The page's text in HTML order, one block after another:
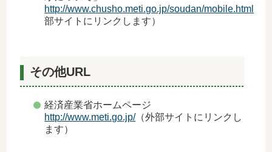
http://www.chusho.meti.go.jp/soudan/mobile.html
部サイトにリンクします）
その他URL
経済産業省ホームページ
http://www.meti.go.jp/（外部サイトにリンクし
ます）